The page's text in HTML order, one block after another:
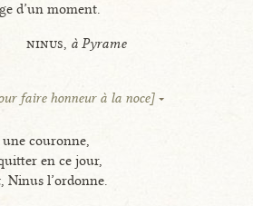
d’un moment.
ninus, à Pyrame
faire honneur à la noce]
couronne,
en ce jour,
Ninus l’ordonne.